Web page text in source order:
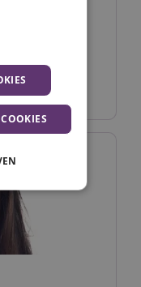
cookies
zorgen